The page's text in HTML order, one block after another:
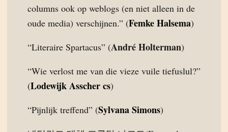
columns ook op weblogs (en niet alleen in de
oude media) verschijnen.” (Femke Halsema)
“Literaire Spartacus” (André Holterman)
“Wie verlost me van die vieze vuile tiefuslul?”
(Lodewijk Asscher cs)
“Pijnlijk treffend” (Sylvana Simons)